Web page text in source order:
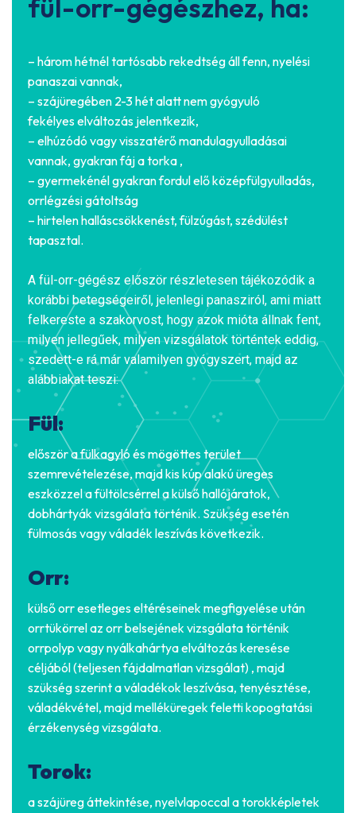
fül-orr-gégészhez, ha:
– három hétnél tartósabb rekedtség áll fenn, nyelési
panaszai vannak,
– szájüregében 2-3 hét alatt nem gyógyuló
fekélyes elváltozás jelentkezik,
– elhúzódó vagy visszatérő mandulagyulladásai
vannak, gyakran fáj a torka ,
– gyermekénél gyakran fordul elő középfülgyulladás,
orrlégzési gátoltság
– hirtelen halláscsökkenést, fülzúgást, szédülést
tapasztal.
A fül-orr-gégész először részletesen tájékozódik a
korábbi betegségeiről, jelenlegi panasziról, ami miatt
felkereste a szakorvost, hogy azok mióta állnak fent,
milyen jellegűek, milyen vizsgálatok történtek eddig,
szedett-e rá már valamilyen gyógyszert, majd az
alábbiakat teszi:
Fül:
először a fülkagyló és mögöttes terület
szemrevételezése, majd kis kúp alakú üreges
eszközzel a fültölcsérrel a külső hallójáratok,
dobhártyák vizsgálata történik. Szükség esetén
fülmosás vagy váladék leszívás következik.
Orr:
külső orr esetleges eltéréseinek megfigyelése után
orrtükörrel az orr belsejének vizsgálata történik
orrpolyp vagy nyálkahártya elváltozás keresése
céljából (teljesen fájdalmatlan vizsgálat) , majd
szükség szerint a váladékok leszívása, tenyésztése,
váladékvétel, majd melléküregek feletti kopogtatási
érzékenység vizsgálata.
Torok:
a szájüreg áttekintése, nyelvlapoccal a torokképletek